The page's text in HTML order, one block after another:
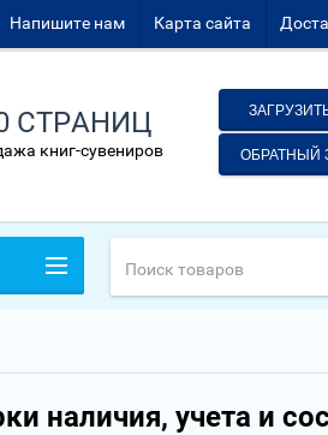
Напишите нам Карта сайта
СТРАНИЦ
книг-сувениров ОБРАТНЫЙ
наличия, учета и